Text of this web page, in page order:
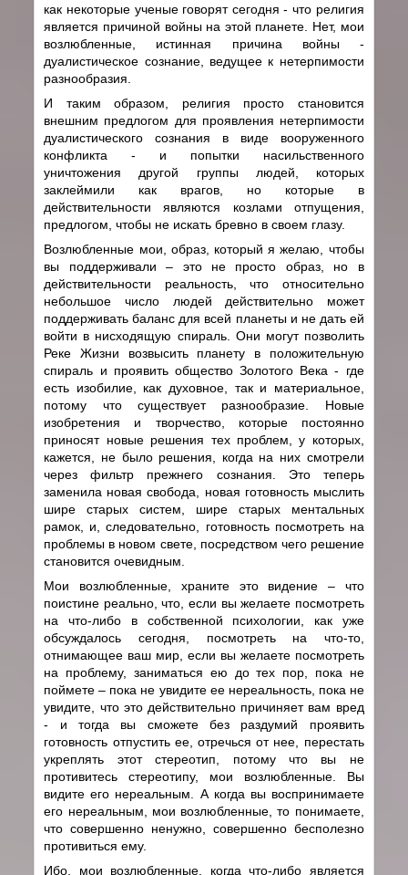
как некоторые ученые говорят сегодня - что религия
является причиной войны на этой планете. Нет, мои
возлюбленные, истинная причина войны -
дуалистическое сознание, ведущее к нетерпимости
разнообразия.
И таким образом, религия просто становится
внешним предлогом для проявления нетерпимости
дуалистического сознания в виде вооруженного
конфликта - и попытки насильственного
уничтожения другой группы людей, которых
заклеймили как врагов, но которые в
действительности являются козлами отпущения,
предлогом, чтобы не искать бревно в своем глазу.
Возлюбленные мои, образ, который я желаю, чтобы
вы поддерживали – это не просто образ, но в
действительности реальность, что относительно
небольшое число людей действительно может
поддерживать баланс для всей планеты и не дать ей
войти в нисходящую спираль. Они могут позволить
Реке Жизни возвысить планету в положительную
спираль и проявить общество Золотого Века - где
есть изобилие, как духовное, так и материальное,
потому что существует разнообразие. Новые
изобретения и творчество, которые постоянно
приносят новые решения тех проблем, у которых,
кажется, не было решения, когда на них смотрели
через фильтр прежнего сознания. Это теперь
заменила новая свобода, новая готовность мыслить
шире старых систем, шире старых ментальных
рамок, и, следовательно, готовность посмотреть на
проблемы в новом свете, посредством чего решение
становится очевидным.
Мои возлюбленные, храните это видение – что
поистине реально, что, если вы желаете посмотреть
на что-либо в собственной психологии, как уже
обсуждалось сегодня, посмотреть на что-то,
отнимающее ваш мир, если вы желаете посмотреть
на проблему, заниматься ею до тех пор, пока не
поймете – пока не увидите ее нереальность, пока не
увидите, что это действительно причиняет вам вред
- и тогда вы сможете без раздумий проявить
готовность отпустить ее, отречься от нее, перестать
укреплять этот стереотип, потому что вы не
противитесь стереотипу, мои возлюбленные. Вы
видите его нереальным. А когда вы воспринимаете
его нереальным, мои возлюбленные, то понимаете,
что совершенно ненужно, совершенно бесполезно
противиться ему.
Ибо, мои возлюбленные, когда что-либо является